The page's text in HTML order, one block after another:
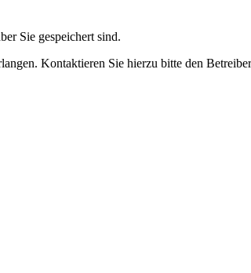
Sie gespeichert sind.
Kontaktieren Sie hierzu bitte den